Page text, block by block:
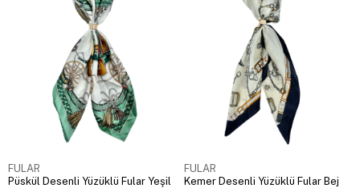
FULAR
Püskül Desenli Yüzüklü Fular Yeşil
FULAR
Kemer Desenli Yüzüklü Fular Bej